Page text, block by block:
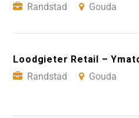
Randstad
Gouda
Loodgieter Retail –
Randstad
Gouda